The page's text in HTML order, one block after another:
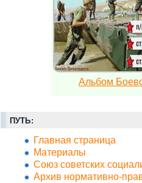
Альбом
ПУТЬ:
Главная страница
Материалы
Союз советских
Архив нормативно-